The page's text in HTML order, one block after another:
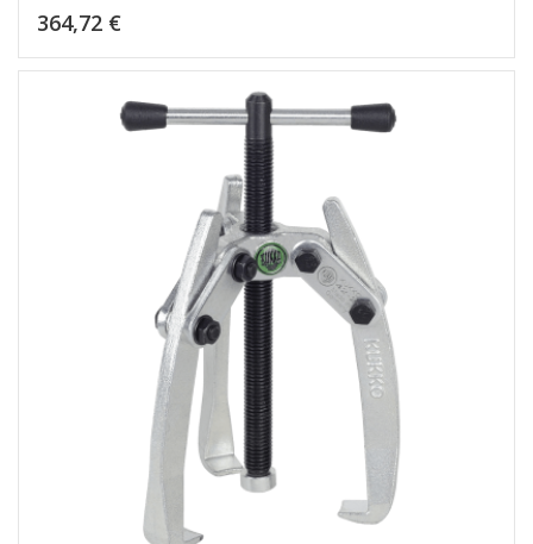
364,72 €